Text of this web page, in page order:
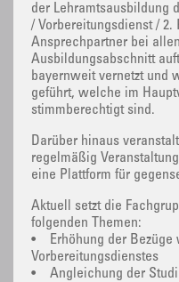
der Lehramtsausbildung
/ Vorbereitungsdienst / 2.
Ansprechpartner bei
Ausbildungsabschnitt
bayernweit vernetzt und
geführt, welche im
stimmberechtigt sind.
Darüber hinaus
regelmäßig
eine Plattform für
Aktuell setzt die
folgenden Themen:
• Erhöhung der Bezüge
Vorbereitungsdienstes
• Angleichung der